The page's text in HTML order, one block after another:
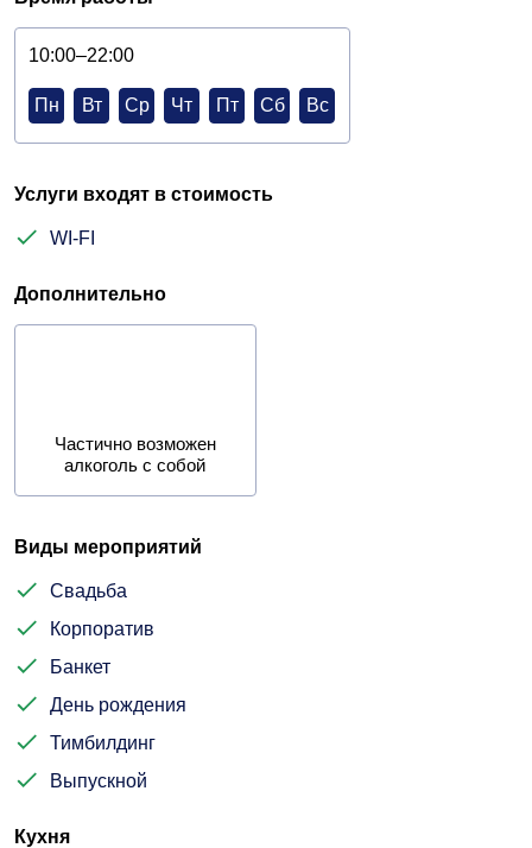
10:00–22:00
Пн Вт Ср Чт Пт Сб Вс
Услуги входят в стоимость
WI-FI
Дополнительно
Частично возможен
алкоголь с собой
Виды мероприятий
Свадьба
Корпоратив
Банкет
День рождения
Тимбилдинг
Выпускной
Кухня